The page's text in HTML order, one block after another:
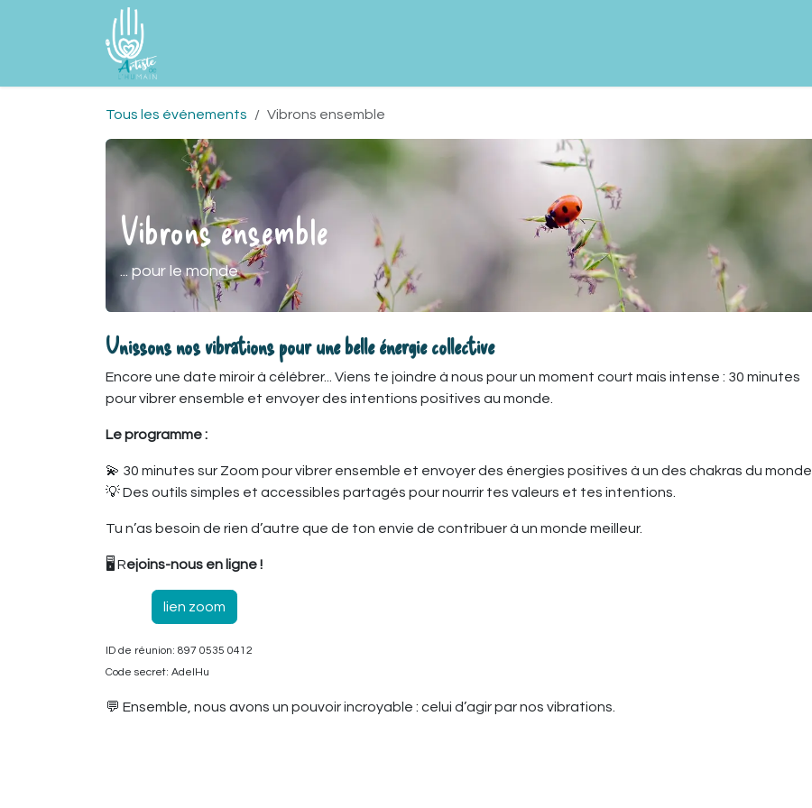
Se rendre au contenu
Tous les événements Vibrons ensemble
Vibrons ensemble
... pour le monde
Unissons nos vibrations pour une belle énergie collective
Encore une date miroir à célébrer... Viens te joindre à nous pour un moment court mais intense : 30 minutes
pour vibrer ensemble et envoyer des intentions positives au monde.
Le programme :
💫 30 minutes sur Zoom pour vibrer ensemble et envoyer des énergies positives à un des chakras du monde.
💡 Des outils simples et accessibles partagés pour nourrir tes valeurs et tes intentions.
Tu n’as besoin de rien d’autre que de ton envie de contribuer à un monde meilleur.
🖥️ Rejoins-nous en ligne !
lien zoom
ID de réunion: 897 0535 0412
Code secret: AdelHu
💬 Ensemble, nous avons un pouvoir incroyable : celui d’agir par nos vibrations.